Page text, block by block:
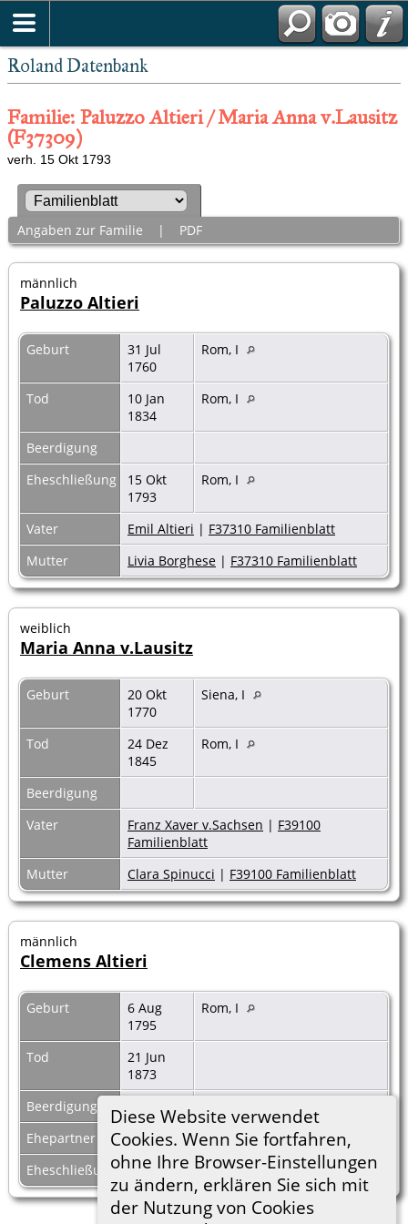
Roland Datenbank
Diese Website verwendet
Cookies. Wenn Sie fortfahren,
ohne Ihre Browser-Einstellungen
zu ändern, erklären Sie sich mit
der Nutzung von Cookies
Familie: Paluzzo Altieri / Maria Anna v.Lausitz
(F37309)
verh. 15 Okt 1793
Angaben zur Familie | PDF
männlich
Paluzzo Altieri
Geburt
31 Jul
1760
Rom, I
Tod
10 Jan
1834
Rom, I
Beerdigung
Eheschließung
15 Okt
1793
Rom, I
Vater Emil Altieri | F37310 Familienblatt
Mutter
Livia Borghese | F37310 Familienblatt
weiblich
Maria Anna v.Lausitz
Geburt
20 Okt
1770
Siena, I
Tod
24 Dez
1845
Rom, I
Beerdigung
Vater
Franz Xaver v.Sachsen | F39100
Familienblatt
Mutter
Clara Spinucci | F39100 Familienblatt
männlich
Clemens Altieri
Geburt
6 Aug
1795
Rom, I
Tod
21 Jun
1873
Beerdigung
Ehepartner
Vicky Boncompagni| F37308
Eheschließung